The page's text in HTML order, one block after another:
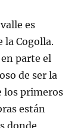
es
la Cogolla.
parte el
de ser la
los primeros
están
donde